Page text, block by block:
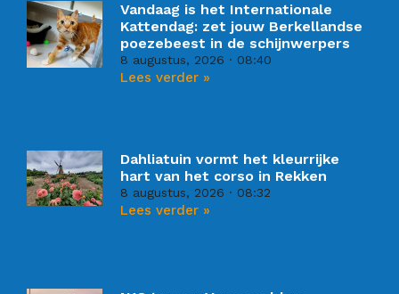
Vandaag is het Internationale
Kattendag: zet jouw Berkellandse
poezebeest in de schijnwerpers
8 augustus, 2026 08:40
Lees verder »
Dahliatuin vormt het kleurrijke
hart van het corso in Rekken
8 augustus, 2026 08:32
Lees verder »